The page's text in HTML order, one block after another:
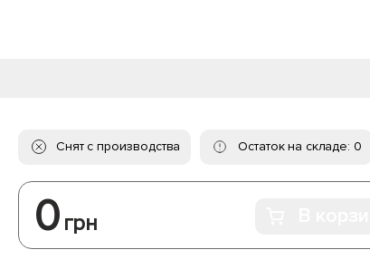
Снят с производства Остаток на складе: 0
0 грн